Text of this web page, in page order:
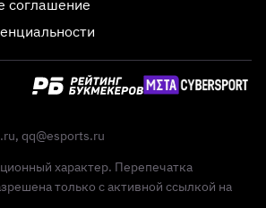
соглашение
qq@esports.ru
характер. Перепечатка
только с активной ссылкой на